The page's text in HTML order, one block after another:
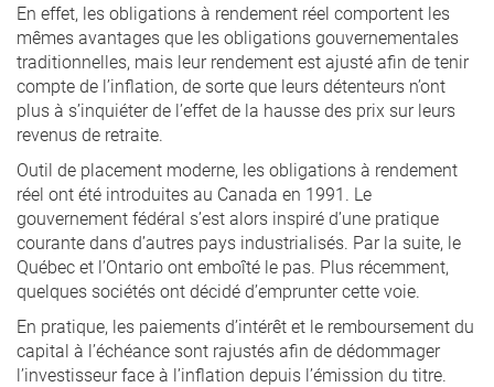
En effet, les obligations à rendement réel comportent les
mêmes avantages que les obligations gouvernementales
traditionnelles, mais leur rendement est ajusté afin de tenir
compte de l’inflation, de sorte que leurs détenteurs n’ont
plus à s’inquiéter de l’effet de la hausse des prix sur leurs
revenus de retraite.
Outil de placement moderne, les obligations à rendement
réel ont été introduites au Canada en 1991. Le
gouvernement fédéral s’est alors inspiré d’une pratique
courante dans d’autres pays industrialisés. Par la suite, le
Québec et l’Ontario ont emboîté le pas. Plus récemment,
quelques sociétés ont décidé d’emprunter cette voie.
En pratique, les paiements d’intérêt et le remboursement du
capital à l’échéance sont rajustés afin de dédommager
l’investisseur face à l’inflation depuis l’émission du titre.